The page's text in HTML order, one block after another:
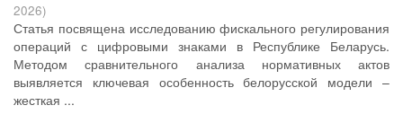
2026)
Статья посвящена исследованию фискального регулирования
операций с цифровыми знаками в Республике Беларусь.
Методом сравнительного анализа нормативных актов
выявляется ключевая особенность белорусской модели –
жесткая ...